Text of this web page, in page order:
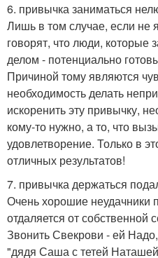
6. привычка заниматься
Лишь в том случае, если не
говорят, что люди,
делом - потенциально
Причиной тому являются
необходимость делать
искоренить эту привычку,
кому-то нужно, а то, что
удовлетворение. Только в
отличных результатов!
7. привычка держаться
Очень хорошие неудачники
отдаляется от
Звонить Свекрови - ей
"дядя Саша с тетей Наташей